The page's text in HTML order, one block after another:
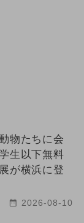
物たちに会
生以下無料
が横浜に登
2026-08-10